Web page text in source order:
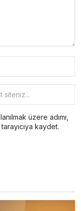
üzere adımı,
kaydet.